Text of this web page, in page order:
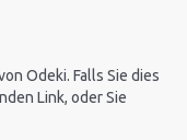
Odeki. Falls Sie dies
Link, oder Sie